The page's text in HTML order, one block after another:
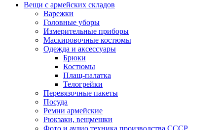
Вещи с армейских складов
Варежки
Головные уборы
Измерительные приборы
Маскировочные костюмы
Одежда и аксессуары
Брюки
Костюмы
Плащ-палатка
Телогрейки
Перевязочные пакеты
Посуда
Ремни армейские
Рюкзаки, вещмешки